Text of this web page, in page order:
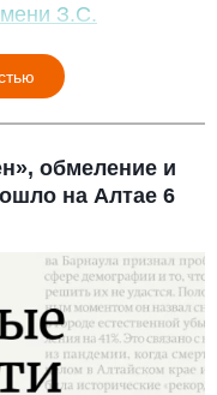
З.С.
обмеление и
на Алтае 6